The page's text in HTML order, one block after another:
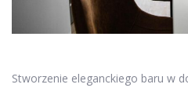
Stworzenie eleganckiego baru w